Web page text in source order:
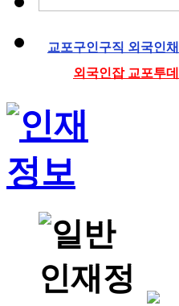
교포구인구직 외국인
외국인잡 교포투데